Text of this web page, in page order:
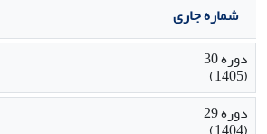
شماره جاری
دوره 30
(1405)
دوره 29